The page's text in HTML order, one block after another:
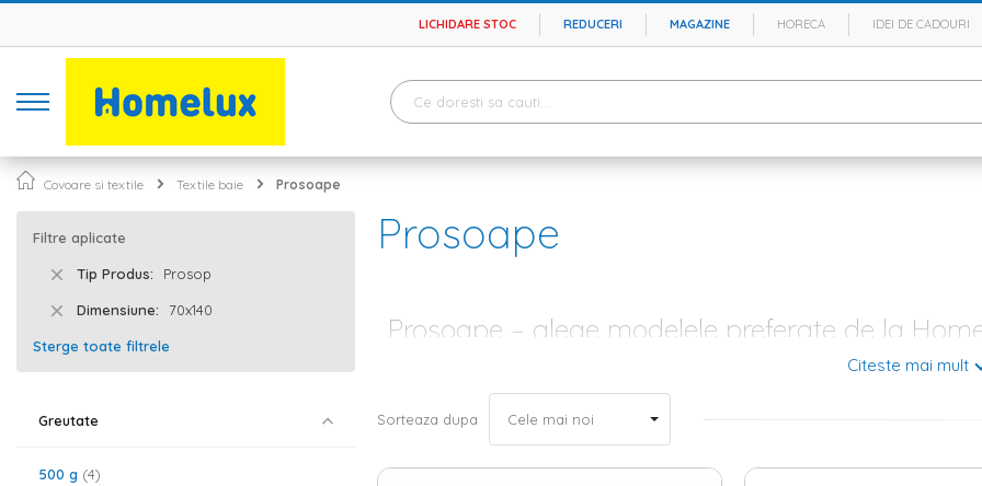
LICHIDARE STOC REDUCERI MAGAZINE HORECA IDEI DE CADOURI
Covoare si textile Textile baie Prosoape
Prosoape
Prosoape – alege modelele preferate de la
Unul dintre cele mai placute momente din cursul zilei este acela cand te intorci
considerata a fi spatiul destinat relaxarii – acel loc in care pui pe pauza agitatia si
cu cele mai importante elemente din baia ta, trebuie sa stii ca prosoapele se afla in
Prosoape din bumbac si bambus – intre confort si necesitate
Daca si tu esti in cautarea unor prosoape calitative, care sa se potriveasca perfect in
Citeste mai mult
Sorteaza dupa
Filtre aplicate
Tip Produs Prosop
Dimensiune 70x140
Sterge toate filtrele
Greutate
500 g 4